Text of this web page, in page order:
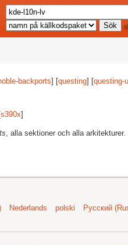
backports] [questing] [questing-
s390x]
, alla sektioner och alla arkitekturer.
Nederlands polski Русский